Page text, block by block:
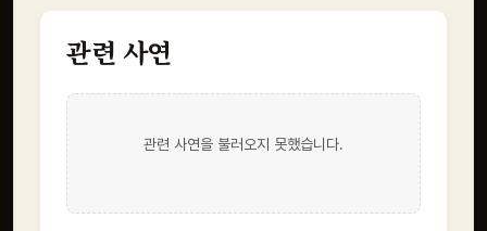
관련 사연
관련 사연을 불러오지 못했습니다.